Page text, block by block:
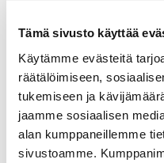
Tämä sivusto käyttää
Käytämme evästeitä
räätälöimiseen,
tukemiseen ja
jaamme sosiaalisen
alan kumppaneillemme
sivustoamme.